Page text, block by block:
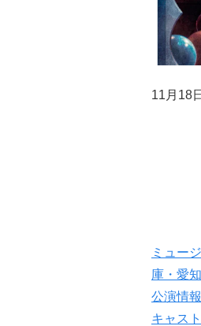
11月18
ミュー
庫・愛
公演情
キャス